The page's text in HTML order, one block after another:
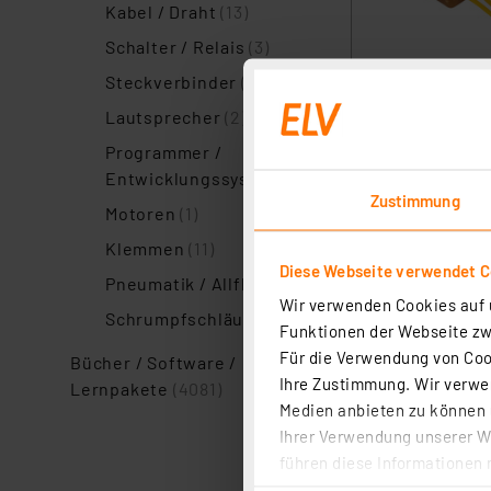
Zustimmung
Diese Webseite verwendet
Wir verwenden Cookies
Funktionen der Webseite
Für die Verwendung von
Ihre Zustimmung. Wir
Medien anbieten zu
Ihrer Verwendung unserer
führen diese Informationen
Kabel / Draht(13)
Schalter / Relais(3)
Steckverbinder(9)
Lautsprecher(2)
Programmer /
Entwicklungssysteme
Motoren(1)
Klemmen(11)
Pneumatik / Allfluid
(1)
Schrumpfschläuche
(5)
Bücher / Software /
Lernpakete (4081)